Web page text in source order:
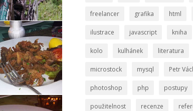
freelancer grafika html
ilustrace javascript kniha
kolo kulhánek literatura
microstock mysql Petr
photoshop php postupy
použitelnost recenze